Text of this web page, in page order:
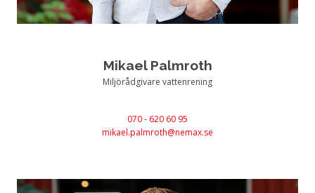
Mikael Palmroth
Miljörådgivare vattenrening
070 - 620 60 95
mikael.palmroth@nemax.se